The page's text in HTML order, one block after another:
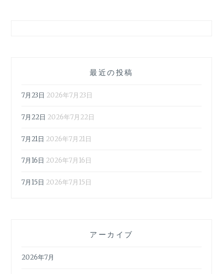
最近の投稿
7月23日 2026年7月23日
7月22日 2026年7月22日
7月21日 2026年7月21日
7月16日 2026年7月16日
7月15日 2026年7月15日
アーカイブ
2026年7月